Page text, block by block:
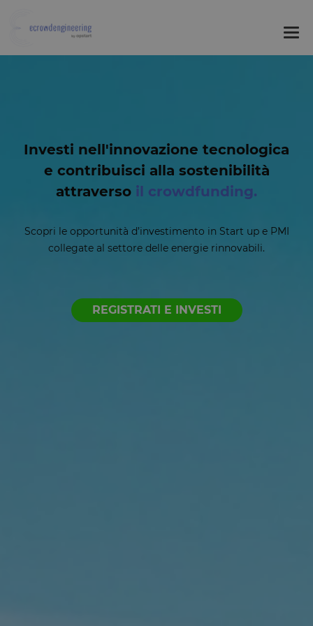
Investi nell'innovazione tecnologica
e contribuisci alla sostenibilità
attraverso il crowdfunding.
Scopri le opportunità d’investimento in Start up e PMI
collegate al settore delle energie rinnovabili.
REGISTRATI E INVESTI